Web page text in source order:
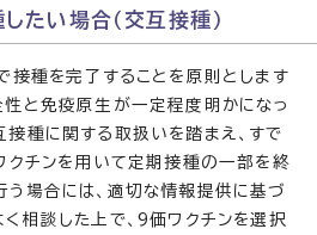
たい場合（交互接種）
接種を完了することを原則とします
性と免疫原生が一定程度明かになっ
種に関する取扱いを踏まえ、すで
チンを用いて定期接種の一部を終
う場合には、適切な情報提供に基づ
相談した上で、9価ワクチンを選択